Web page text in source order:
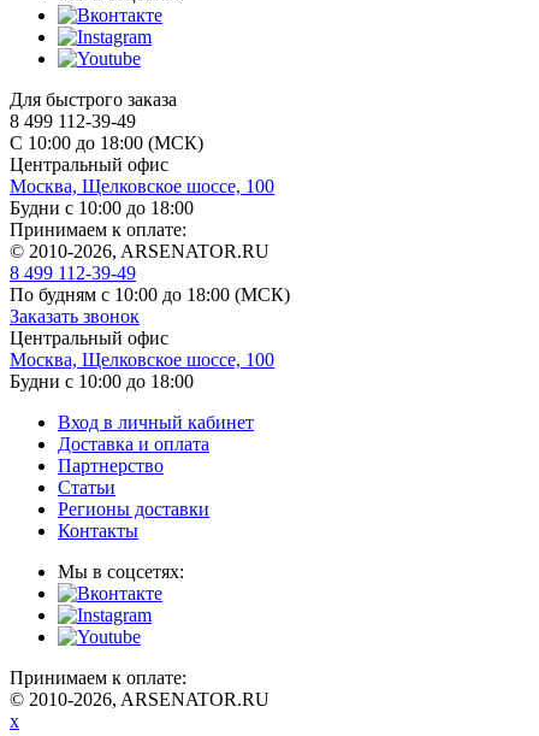
Для быстрого заказа
8 499 112-39-49
С 10:00 до 18:00 (МСК)
Центральный офис
Москва, Щелковское шоссе, 100
Будни с 10:00 до 18:00
Принимаем к оплате:
© 2010-2026, ARSENATOR.RU
8 499 112-39-49
По будням с 10:00 до 18:00 (МСК)
Заказать звонок
Центральный офис
Москва, Щелковское шоссе, 100
Будни с 10:00 до 18:00
Вход в личный кабинет
Доставка и оплата
Партнерство
Статьи
Регионы доставки
Контакты
Мы в соцсетях:
Принимаем к оплате:
© 2010-2026, ARSENATOR.RU
x